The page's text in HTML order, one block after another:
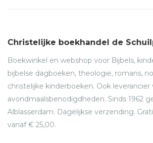
Christelijke boekhandel de
Boekwinkel en webshop voor Bijbels,
bijbelse dagboeken, theologie, romans,
christelijke kinderboeken. Ook leverancier
avondmaalsbenodigdheden. Sinds 1962
Alblasserdam. Dagelijkse verzending.
vanaf € 25,00.